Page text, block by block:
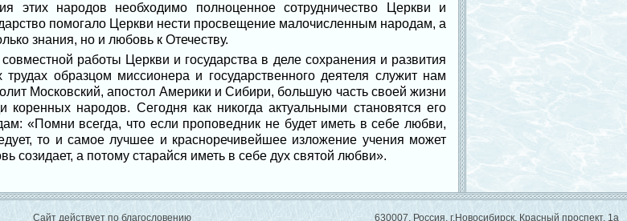
этих народов необходимо полноценное сотрудничество Церкви и
помогало Церкви нести просвещение малочисленным народам, а
знания, но и любовь к Отечеству.
работы Церкви и государства в деле сохранения и развития
образцом миссионера и государственного деятеля служит нам
Московский, апостол Америки и Сибири, большую часть своей жизни
народов. Сегодня как никогда актуальными становятся его
«Помни всегда, что если проповедник не будет иметь в себе любви,
то и самое лучшее и красноречивейшее изложение учения может
созидает, а потому старайся иметь в себе дух святой любви».
Сайт действует по благословению 630007, Россия, г.Новосибирск, Красный проспект, 1а